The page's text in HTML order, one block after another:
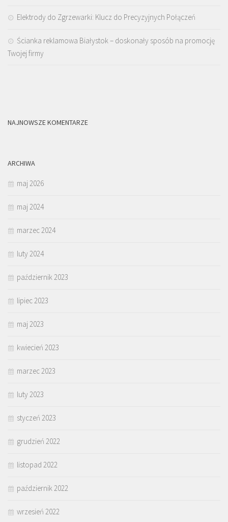
Elektrody do Zgrzewarki: Klucz do Precyzyjnych Połączeń
Ścianka reklamowa Białystok – doskonały sposób na promocję
Twojej firmy
NAJNOWSZE KOMENTARZE
ARCHIWA
maj 2026
maj 2024
marzec 2024
luty 2024
październik 2023
lipiec 2023
maj 2023
kwiecień 2023
marzec 2023
luty 2023
styczeń 2023
grudzień 2022
listopad 2022
październik 2022
wrzesień 2022